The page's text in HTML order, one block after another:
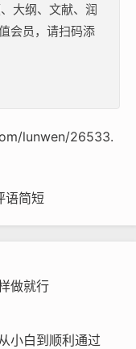
大纲、文献、润
会员，请扫码添
lunwen/26533.
语简短
做就行
小白到顺利通过